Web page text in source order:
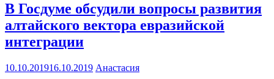
В Госдуме обсудили вопросы развития
алтайского вектора евразийской
интеграции
10.10.201916.10.2019 Анастасия